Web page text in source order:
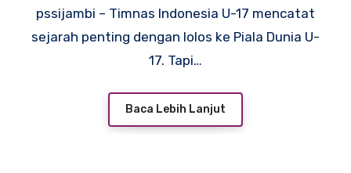
pssijambi – Timnas Indonesia U-17 mencatat
sejarah penting dengan lolos ke Piala Dunia U-
17. Tapi…
Baca Lebih Lanjut